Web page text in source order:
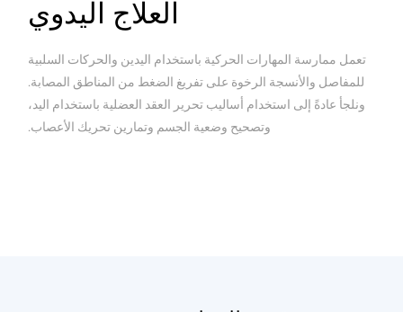
تعمل ممارسة المهارات الحركية باستخدام اليدين والحركات السلبية
للمفاصل والأنسجة الرخوة على تفريغ الضغط من المناطق المصابة.
ونلجأ عادةً إلى استخدام أساليب تحرير العقد العضلية باستخدام اليد،
وتصحيح وضعية الجسم وتمارين تحريك الأعصاب.
العلاج اليدوي